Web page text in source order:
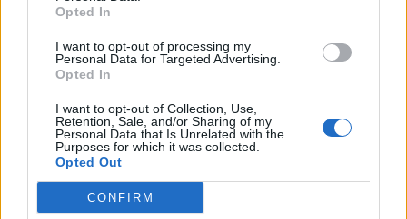
Opted In
I want to opt-out of processing my
Personal Data for Targeted Advertising.
Opted In
I want to opt-out of Collection, Use,
Retention, Sale, and/or Sharing of my
Personal Data that Is Unrelated with the
Purposes for which it was collected.
Opted Out
CONFIRM
Afficher la carte